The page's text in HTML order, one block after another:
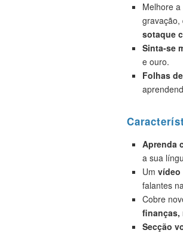
Melhore
gravação,
sotaque
Sinta-se
e ouro.
Folhas
Aprenda
a sua
Um vídeo
falantes
Cobre
finanças,
Secção